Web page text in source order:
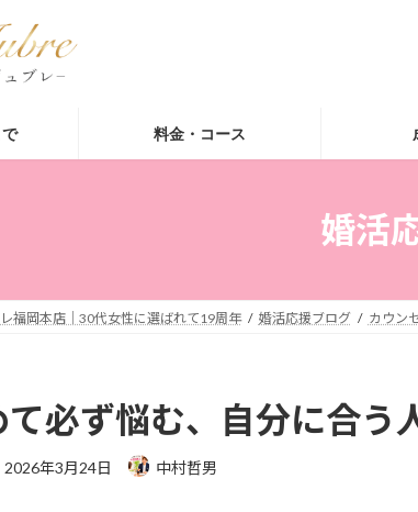
料金・コース
婚活
福岡本店｜30代女性に選ばれて19周年 婚活応援ブログ カウン
必ず悩む、自分に合う
最
2026年3月24日 中村哲男